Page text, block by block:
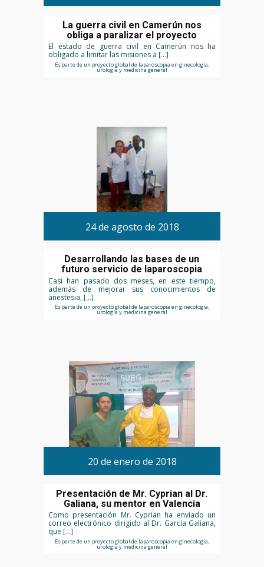
La guerra civil en Camerún nos
obliga a paralizar el proyecto
El estado de guerra civil en Camerún nos ha
obligado a limitar las misiones a […]
Es parte de un proyecto global de laparoscopia en ginecología,
urología y medicina general
24 de agosto de 2018
Desarrollando las bases de un
futuro servicio de laparoscopia
Casi han pasado dos meses, en este tiempo,
además de mejorar sus conocimientos de
anestesia, […]
Es parte de un proyecto global de laparoscopia en ginecología,
urología y medicina general
20 de enero de 2018
Presentación de Mr. Cyprian al Dr.
Galiana, su mentor en Valencia
Como presentación Mr. Cyprian ha enviado un
correo electrónico dirigido al Dr. García Galiana,
que […]
Es parte de un proyecto global de laparoscopia en ginecología,
urología y medicina general